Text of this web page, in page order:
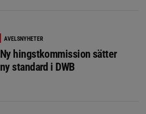
AVELSNYHETER
Ny hingstkommission sätter
ny standard i DWB